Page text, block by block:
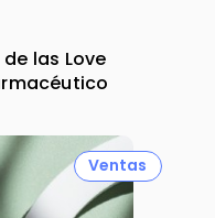
las Love
Ventas